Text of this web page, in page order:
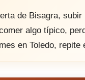
de Bisagra,
algo típico,
en Toledo, repite